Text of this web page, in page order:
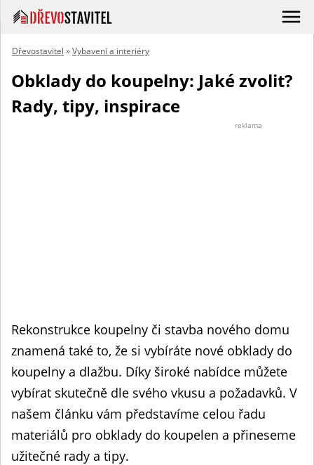
Dřevostavitel »Vybavení a interiéry
Obklady do koupelny: Jaké zvolit?
Rady, tipy, inspirace
reklama
Rekonstrukce koupelny či stavba nového domu
znamená také to, že si vybíráte nové obklady do
koupelny a dlažbu. Díky široké nabídce můžete
vybírat skutečně dle svého vkusu a požadavků. V
našem článku vám představíme celou řadu
materiálů pro obklady do koupelen a přineseme
užitečné rady a tipy.